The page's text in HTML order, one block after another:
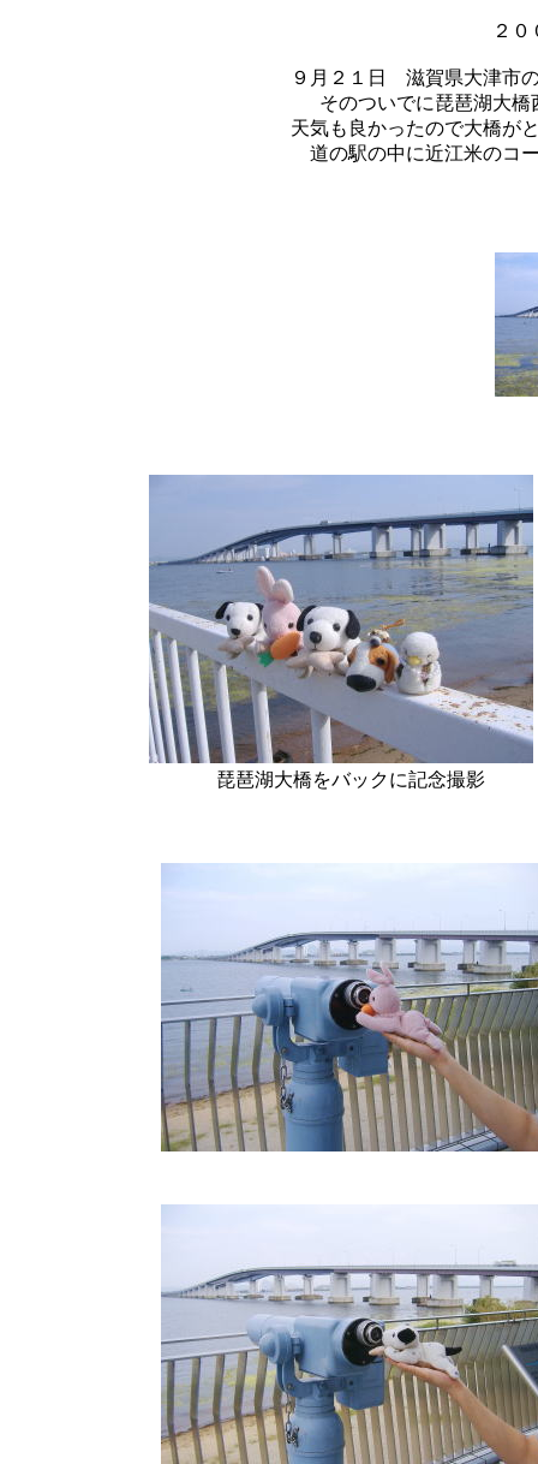
２
９月２１日 滋賀県大津市
そのついでに琵琶湖大
天気も良かったので大橋が
道の駅の中に近江米のコ
琵琶湖大橋をバックに記念撮影